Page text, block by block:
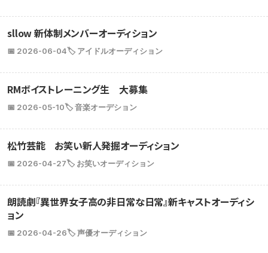
sllow 新体制メンバーオーディション
📅 2026-06-04🏷️ アイドルオーディション
RMボイストレーニング生 大募集
📅 2026-05-10🏷️ 音楽オーデション
松竹芸能 お笑い新人発掘オーディション
📅 2026-04-27🏷️ お笑いオーディション
朗読劇『異世界女子高の非日常な日常』新キャストオーディシ
ョン
📅 2026-04-26🏷️ 声優オーディション